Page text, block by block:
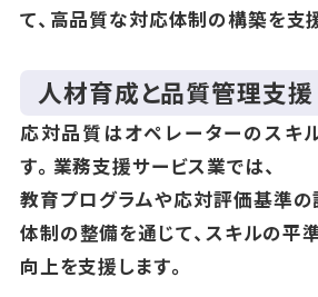
て、高品質な対応体制の構築を支
人材育成と品質管理支援
応対品質はオペレーターのスキ
す。業務支援サービス業では、
教育プログラムや応対評価基準の
体制の整備を通じて、スキルの平
向上を支援します。